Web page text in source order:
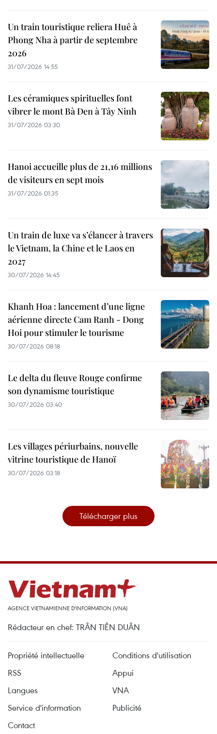
Un train touristique reliera Huê à
Phong Nha à partir de septembre
2026
31/07/2026 14:55
Les céramiques spirituelles font
vibrer le mont Bà Den à Tây Ninh
31/07/2026 03:30
Hanoi accueille plus de 21,16 millions
de visiteurs en sept mois ​
31/07/2026 01:35
Un train de luxe va s’élancer à travers
le Vietnam, la Chine et le Laos en
2027
30/07/2026 14:45
Khanh Hoa : lancement d’une ligne
aérienne directe Cam Ranh - Dong
Hoi pour stimuler le tourisme
30/07/2026 08:18
Le delta du fleuve Rouge confirme
son dynamisme touristique
30/07/2026 03:40
Les villages périurbains, nouvelle
vitrine touristique de Hanoï
30/07/2026 03:18
Télécharger plus
AGENCE VIETNAMIENNE D'INFORMATION (VNA)
Rédacteur en chef: TRÂN TIÊN DUÂN
Propriété intellectuelle
Conditions d'utilisation
RSS
Appui
Langues
VNA
Service d'information
Publicité
Contact